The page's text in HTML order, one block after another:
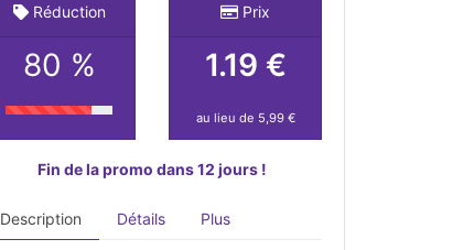
Réduction
80 %
Prix
1.19 €
au lieu de 5,99 €
Fin de la promo dans 12 jours !
Description Détails Plus